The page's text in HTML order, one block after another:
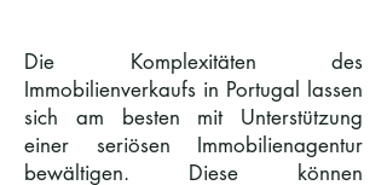
Die Komplexitäten des
Immobilienverkaufs in Portugal lassen
sich am besten mit Unterstützung
einer seriösen Immobilienagentur
bewältigen. Diese können